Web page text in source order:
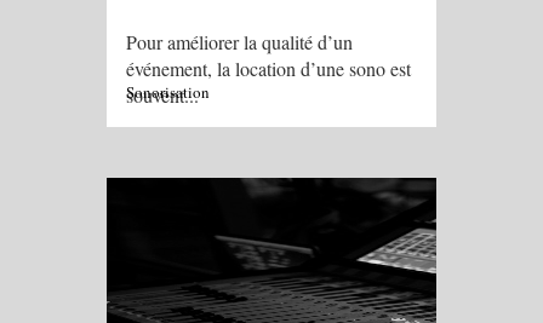
Pour améliorer la qualité d’un
événement, la location d’une sono est
souvent...
Sonorisation